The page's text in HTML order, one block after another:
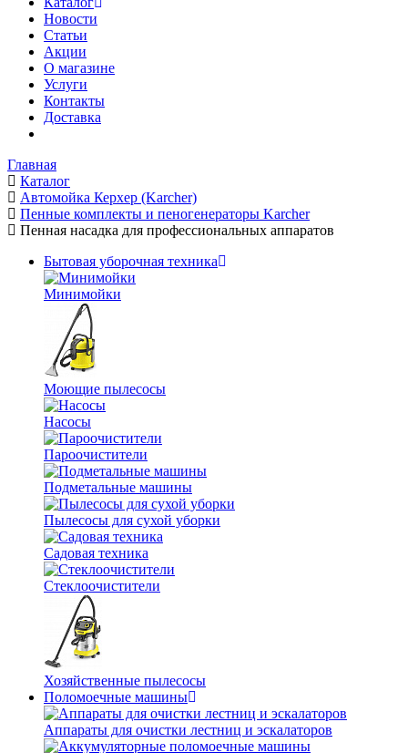
Новости
Статьи
Акции
О магазине
Услуги
Контакты
Доставка
Главная
Каталог
Автомойка Керхер (Karcher)
Пенные комплекты и пеногенераторы Karcher
Пенная насадка для профессиональных аппаратов
Бытовая уборочная техника
Минимойки
Моющие пылесосы
Насосы
Пароочистители
Подметальные машины
Пылесосы для сухой уборки
Садовая техника
Стеклоочистители
Хозяйственные пылесосы
Поломоечные машины
Аппараты для очистки лестниц и эскалаторов